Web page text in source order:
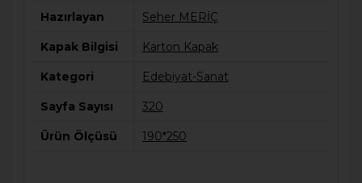
Hazırlayan Seher MERİÇ
Kapak Bilgisi Karton Kapak
Kategori Edebiyat-Sanat
Sayfa Sayısı 320
Ürün Ölçüsü 190*250